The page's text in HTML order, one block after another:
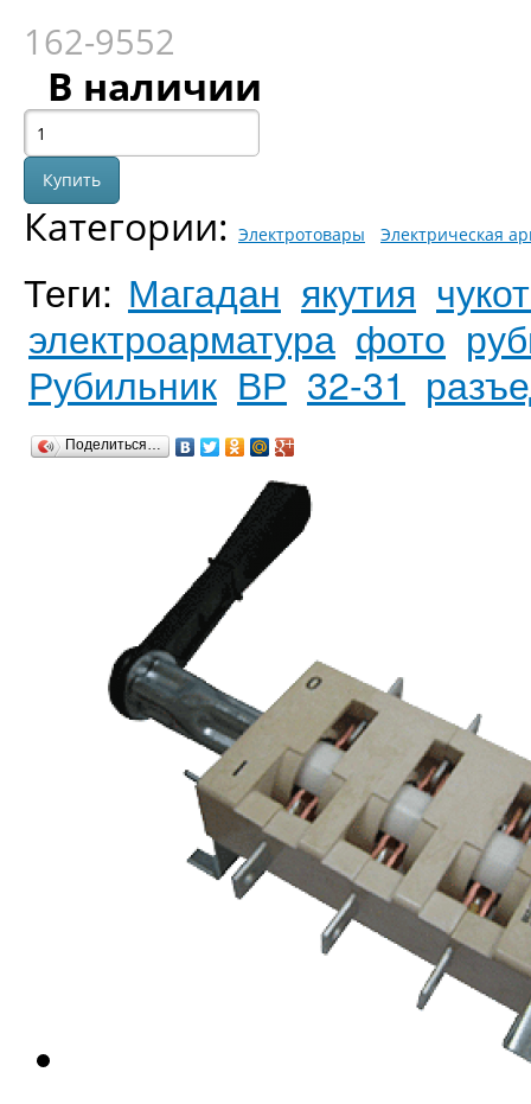
162-9552
В наличии
Категории: Электротовары Электрическая
Теги: Магадан якутия
электроарматура фото
Рубильник ВР 32-31
Поделиться…